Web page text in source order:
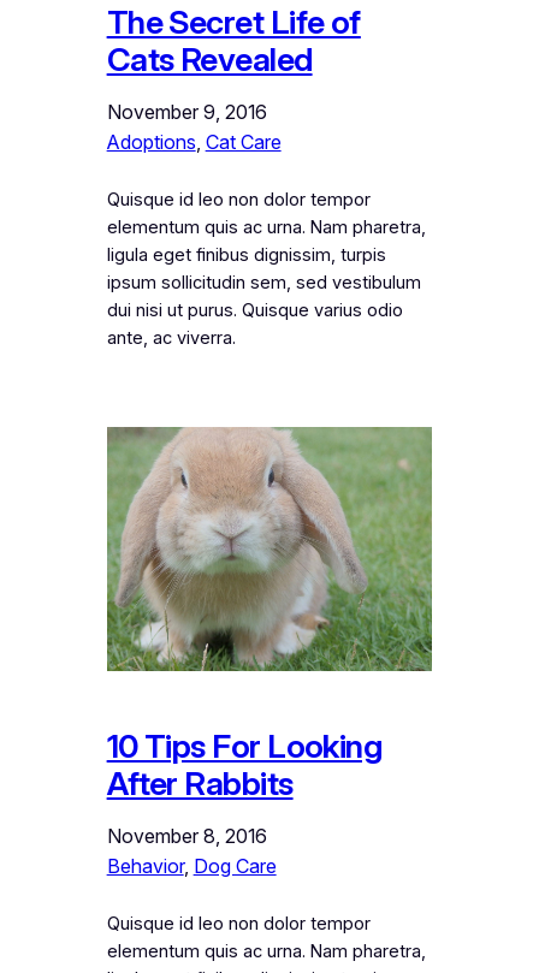
The Secret Life of
Cats Revealed
November 9, 2016
Adoptions Cat Care
Quisque id leo non dolor tempor
elementum quis ac urna. Nam pharetra,
ligula eget finibus dignissim, turpis
ipsum sollicitudin sem, sed vestibulum
dui nisi ut purus. Quisque varius odio
ante, ac viverra.
10 Tips For Looking
After Rabbits
November 8, 2016
Behavior, Dog Care
Quisque id leo non dolor tempor
elementum quis ac urna. Nam pharetra,